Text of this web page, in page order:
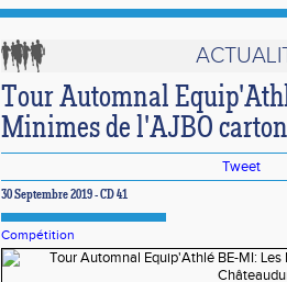
Tour Automnal
Minimes de l'AJBO
Tweet
30 Septembre 2019 - CD 41
Compétition